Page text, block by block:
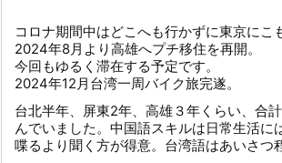
コロナ期間中はどこへも行かずに東京にこ
2024年8月より高雄へプチ移住を再開。
今回もゆるく滞在する予定です。
2024年12月台湾一周バイク旅完遂。
台北半年、屏東2年、高雄３年くらい、合
んでいました。中国語スキルは日常生活に
喋るより聞く方が得意。台湾語はあいさつ